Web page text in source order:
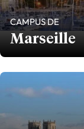
CAMPUS DE
Marseille